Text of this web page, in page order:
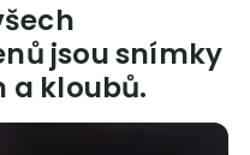
jsou snímky
a kloubů.